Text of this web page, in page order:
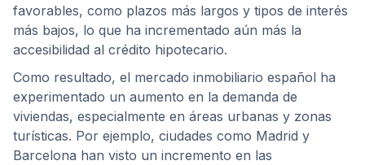
favorables, como plazos más largos y tipos de interés
más bajos, lo que ha incrementado aún más la
accesibilidad al crédito hipotecario.
Como resultado, el mercado inmobiliario español ha
experimentado un aumento en la demanda de
viviendas, especialmente en áreas urbanas y zonas
turísticas. Por ejemplo, ciudades como Madrid y
Barcelona han visto un incremento en las